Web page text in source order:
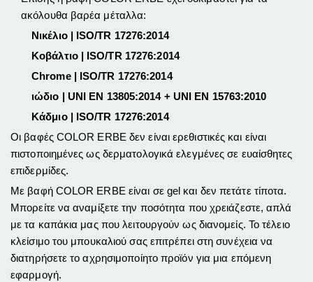
ακόλουθα βαρέα μέταλλα:
Νικέλιο | ISO/TR 17276:2014
Κοβάλτιο | ISO/TR 17276:2014
Chrome | ISO/TR 17276:2014
ιώδιο | UNI EN 13805:2014 + UNI EN 15763:2010
Κάδμιο | ISO/TR 17276:2014
Οι βαφές COLOR ERBE δεν είναι ερεθιστικές και είναι
πιστοποιημένες ως δερματολογικά ελεγμένες σε ευαίσθητες
επιδερμίδες.
Με βαφή COLOR ERBE είναι σε gel και δεν πετάτε τίποτα.
Μπορείτε να αναμίξετε την ποσότητα που χρειάζεστε, απλά
με τα καπάκια μας που λειτουργούν ως διανομείς. Το τέλειο
κλείσιμο του μπουκαλιού σας επιτρέπει στη συνέχεια να
διατηρήσετε το αχρησιμοποίητο προϊόν για μια επόμενη
εφαρμογή.